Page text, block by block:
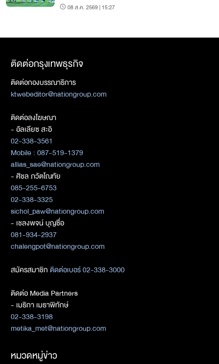
08 ส.ค. 2569 | 15:27
ติดต่อกรุงเทพธุรกิจ
ติดต่อกองบรรณาธิการ
ktwebeditor@nationgroup.com
ติดต่อลงโฆษณา
- อัลเลียซ สะอิ
02-338-3561
Mobile : 087-519-1379
allias_sae@nationgroup.com
- ศิชล ภวัตโณทัย
085-255-6753
02-338-3325
sichol_paw@nationgroup.com
- เชลงพจน์ บุญซื่อ
081-934-2937
chalengpot@nationgroup.com
สมัครสมาชิกติดต่อเบอร์ 02-338-3000
ติดต่อ Media Partners
- เมธิกา เมธาพิทักษ์
02-338-3198
metika_met@nationgroup.com
หมวดหมู่ข่าว